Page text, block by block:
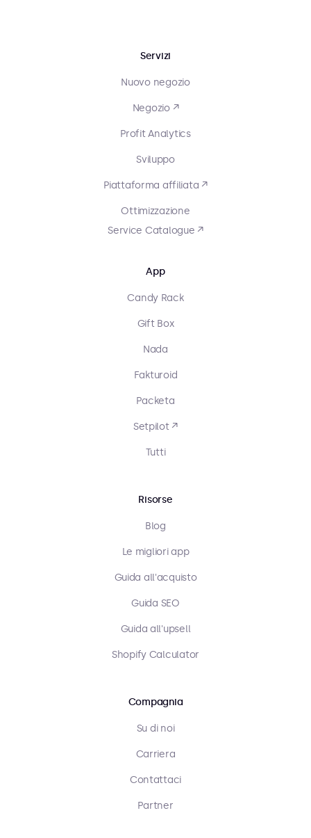
Servizi
Nuovo negozio
Negozio ↗
Profit Analytics
Sviluppo
Piattaforma affiliata ↗
Ottimizzazione
Service Catalogue ↗
App
Candy Rack
Gift Box
Nada
Fakturoid
Packeta
Setpilot ↗
Tutti
Risorse
Blog
Le migliori app
Guida all'acquisto
Guida SEO
Guida all'upsell
Shopify Calculator
Compagnia
Su di noi
Carriera
Contattaci
Partner